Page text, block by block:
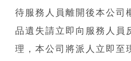
待服務人員離開後本公司
品遺失請立即向服務人員
理，本公司將派人立即至